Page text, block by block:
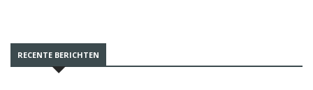
RECENTE BERICHTEN